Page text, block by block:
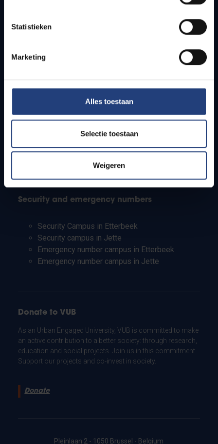
Statistieken
Marketing
Alles toestaan
Selectie toestaan
Weigeren
How to get to the VUB campuses
Students
PhD students
Teachers and secondary schools
Working students
Security and emergency numbers
Security Campus in Etterbeek
Security campus in Jette
Emergency number campus in Etterbeek
Emergency number campus in Jette
Donate to VUB
As an Urban Engaged University, VUB is committed to make
an active contribution to a better society: through research,
education and social projects. Join us in this commitment.
Support our projects and co-invest in society.
Donate
Pleinlaan 2 - 1050 Brussel - Belgium